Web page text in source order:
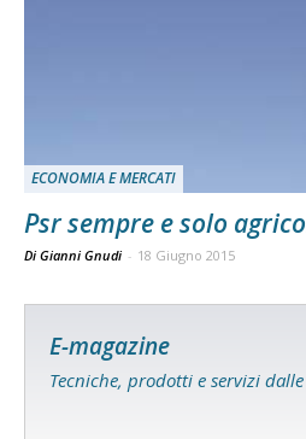
ECONOMIA E MERCATI
Psr sempre e solo
Di Gianni Gnudi - 18 Giugno 2015
E-magazine
Tecniche, prodotti e servizi